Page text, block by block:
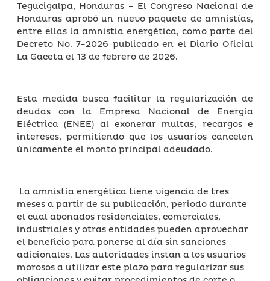
Tegucigalpa, Honduras – El Congreso Nacional de
Honduras aprobó un nuevo paquete de amnistías,
entre ellas la amnistía energética, como parte del
Decreto No. 7-2026 publicado en el Diario Oficial
La Gaceta el 13 de febrero de 2026.
Esta medida busca facilitar la regularización de
deudas con la Empresa Nacional de Energía
Eléctrica (ENEE) al exonerar multas, recargos e
intereses, permitiendo que los usuarios cancelen
únicamente el monto principal adeudado.
La amnistía energética tiene vigencia de tres
meses a partir de su publicación, periodo durante
el cual abonados residenciales, comerciales,
industriales y otras entidades pueden aprovechar
el beneficio para ponerse al día sin sanciones
adicionales. Las autoridades instan a los usuarios
morosos a utilizar este plazo para regularizar sus